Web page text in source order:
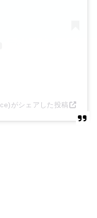
がシェアした投稿